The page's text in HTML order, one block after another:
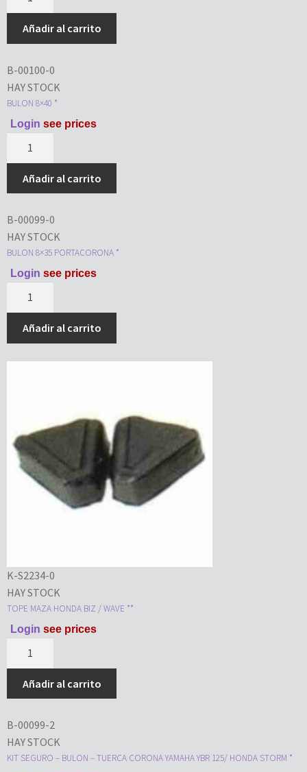
Añadir al carrito
B-00100-0
HAY STOCK
BULON 8×40 *
Login see prices
Añadir al carrito
B-00099-0
HAY STOCK
BULON 8×35 PORTACORONA *
Login see prices
Añadir al carrito
K-S2234-0
HAY STOCK
TOPE MAZA HONDA BIZ / WAVE **
Login see prices
Añadir al carrito
B-00099-2
HAY STOCK
KIT SEGURO – BULON – TUERCA CORONA YAMAHA YBR 125/ HONDA STORM *